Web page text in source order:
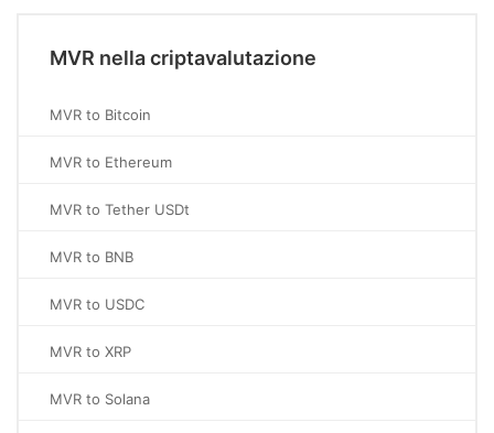
MVR nella criptavalutazione
MVR to Bitcoin
MVR to Ethereum
MVR to Tether USDt
MVR to BNB
MVR to USDC
MVR to XRP
MVR to Solana